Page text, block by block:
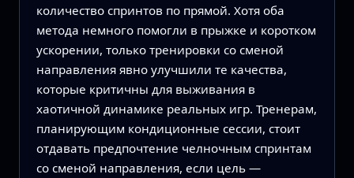
количество спринтов по прямой. Хотя оба
метода немного помогли в прыжке и коротком
ускорении, только тренировки со сменой
направления явно улучшили те качества,
которые критичны для выживания в
хаотичной динамике реальных игр. Тренерам,
планирующим кондиционные сессии, стоит
отдавать предпочтение челночным спринтам
со сменой направления, если цель —